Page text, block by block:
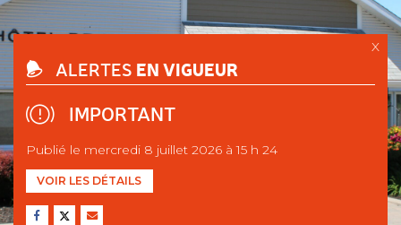
X
ALERTES EN VIGUEUR
IMPORTANT
Publié le mercredi 8 juillet 2026 à 15 h 24
VOIR LES DÉTAILS